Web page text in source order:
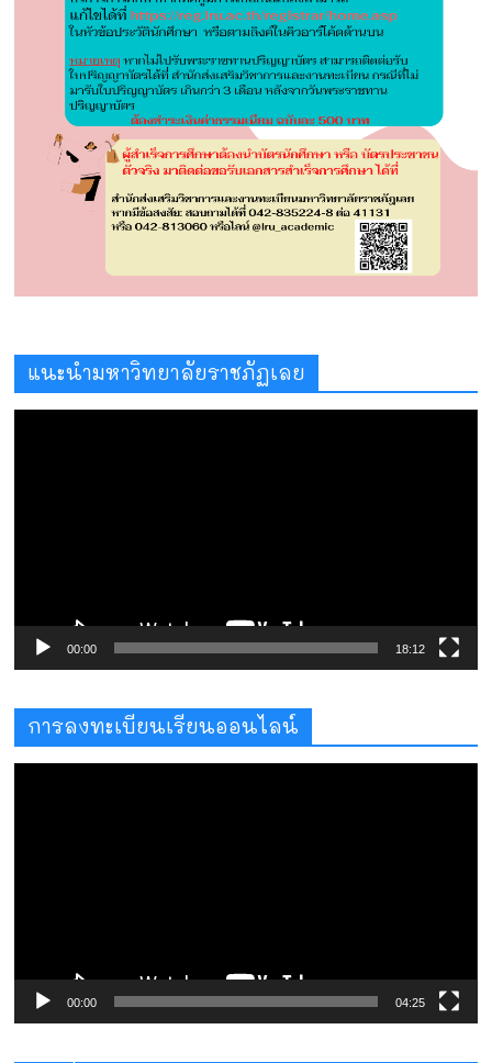
แนะนำมหาวิทยาลัยราชภัฏเลย
00:00 18:12
การลงทะเบียนเรียนออนไลน์
00:00 04:25